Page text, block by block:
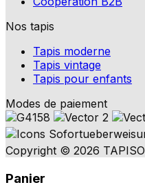
Nos tapis
Tapis moderne
Tapis vintage
Tapis pour enfants
Modes de paiement
Copyright © 2026 TAPISO
Panier